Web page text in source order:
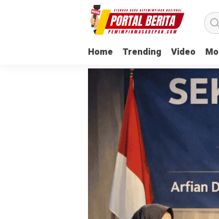
Home Trending Video